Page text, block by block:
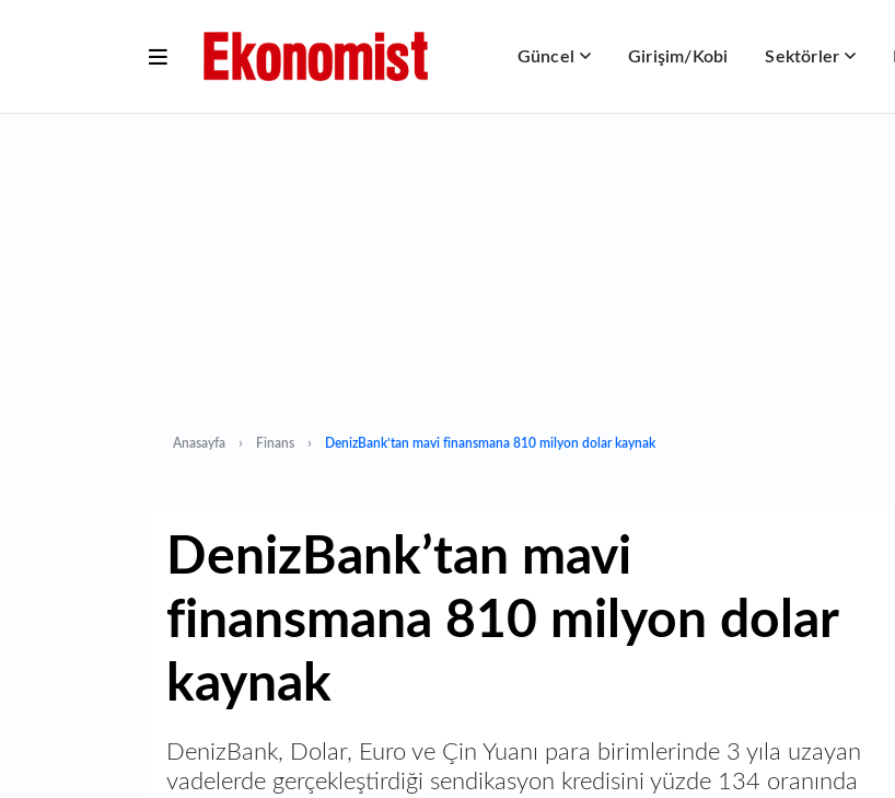
Güncel Girişim/Kobi Sektörler
Anasayfa Finans DenizBank’tan mavi finansmana 810 milyon dolar kaynak
DenizBank’tan mavi
finansmana 810 milyon dolar
kaynak
DenizBank, Dolar, Euro ve Çin Yuanı para birimlerinde 3 yıla uzayan
vadelerde gerçekleştirdiği sendikasyon kredisini yüzde 134 oranında